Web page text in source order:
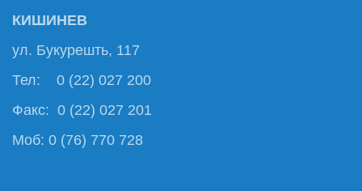
КИШИНЕВ
ул. Букурешть, 117
Тел: 0 (22) 027 200
Факс: 0 (22) 027 201
Моб: 0 (76) 770 728